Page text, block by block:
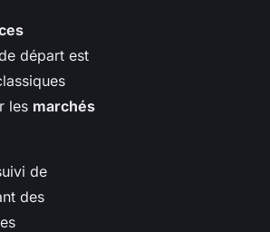
départ est
les marchés
de
des